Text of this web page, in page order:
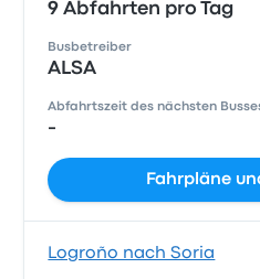
9 Abfahrten pro Tag
Busbetreiber
ALSA
Abfahrtszeit des nächsten
-
Fahrpläne
Logroño nach Soria